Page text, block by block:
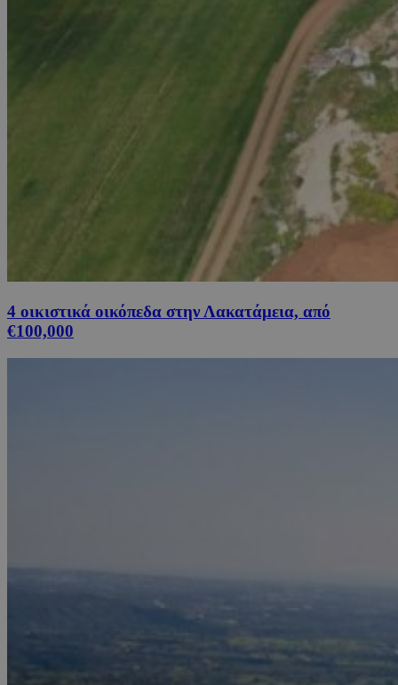
4 οικιστικά οικόπεδα στην Λακατάμεια, από
€100,000